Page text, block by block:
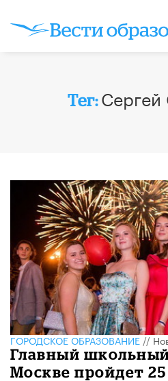
Тег:Сергей
ГОРОДСКОЕ ОБРАЗОВАНИЕ//
Главный
Москве пройдет